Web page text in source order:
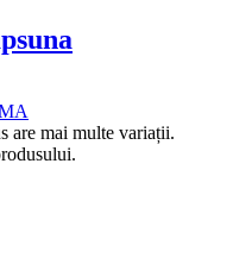
are mai multe variații.